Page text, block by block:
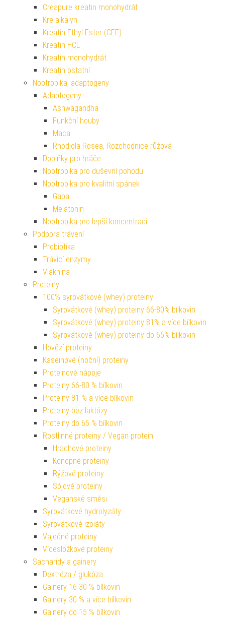
Creapure kreatin monohydrát
Kre-alkalyn
Kreatin Ethyl Ester (CEE)
Kreatin HCL
Kreatin monohydrát
Kreatin ostatní
Nootropika, adaptogeny
Adaptogeny
Ashwagandha
Funkční houby
Maca
Rhodiola Rosea, Rozchodnice růžová
Doplňky pro hráče
Nootropika pro duševní pohodu
Nootropika pro kvalitní spánek
Gaba
Melatonin
Nootropika pro lepší koncentraci
Podpora trávení
Probiotika
Trávicí enzymy
Vláknina
Proteiny
100% syrovátkové (whey) proteiny
Syrovátkové (whey) proteiny 66-80% bílkovin
Syrovátkové (whey) proteiny 81% a více bílkovin
Syrovátkové (whey) proteiny do 65% bílkovin
Hovězí proteiny
Kaseinové (noční) proteiny
Proteinové nápoje
Proteiny 66-80 % bílkovin
Proteiny 81 % a více bílkovin
Proteiny bez laktózy
Proteiny do 65 % bílkovin
Rostlinné proteiny / Vegan protein
Hrachové proteiny
Konopné proteiny
Rýžové proteiny
Sójové proteiny
Veganské směsi
Syrovátkové hydrolyzáty
Syrovátkové izoláty
Vaječné proteiny
Vícesložkové proteiny
Sacharidy a gainery
Dextróza / glukóza
Gainery 16-30 % bílkovin
Gainery 30 % a více bílkovin
Gainery do 15 % bílkovin